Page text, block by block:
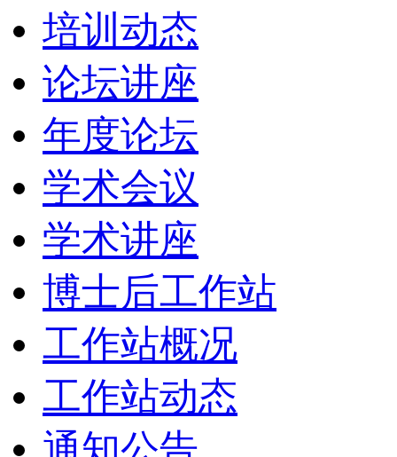
培训动态
论坛讲座
年度论坛
学术会议
学术讲座
博士后工作站
工作站概况
工作站动态